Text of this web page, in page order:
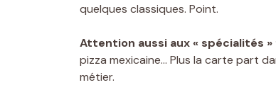
quelques classiques. Point.
Attention aussi aux « spécialités
pizza mexicaine… Plus la carte part
métier.